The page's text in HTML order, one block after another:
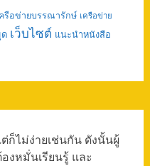
ครือข่ายบรรณารักษ์ เครือข่าย
เว็บไซต์ แนะนำหนังสือ
ก็ไม่ง่ายเช่นกัน ดังนั้นผู้
งหมั่นเรียนรู้ และ